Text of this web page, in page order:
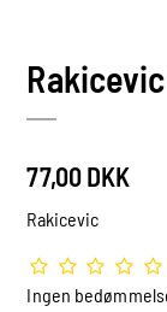
77,00 DKK
Rakicevic
Ingen